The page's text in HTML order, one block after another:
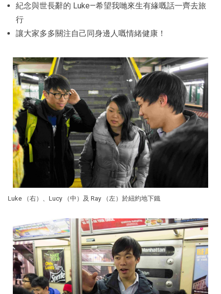
紀念與世長辭的 Luke—希望我哋來生有緣嘅話一齊去旅
行
讓大家多多關注自己同身邊人嘅情緒健康！
Luke （右）、Lucy （中）及 Ray （左）於紐約地下鐵